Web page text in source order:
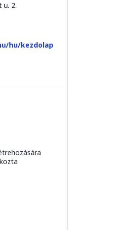
u. 2.
hu/kezdolap